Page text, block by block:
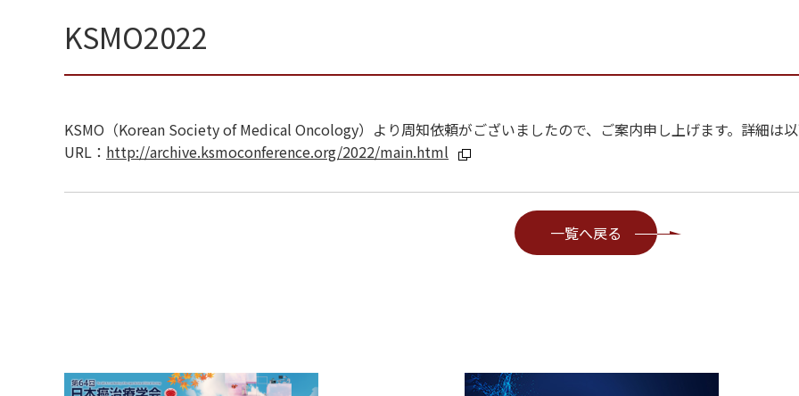
KSMO2022
KSMO（Korean Society of Medical Oncology）より周知依頼がございましたので、ご案内申し上げます。詳細は以
URL： http://archive.ksmoconference.org/2022/main.html
一覧へ戻る